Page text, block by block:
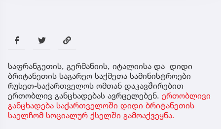
საფრანგეთის, გერმანიის, იტალიისა და დიდი
ბრიტანეთის საგარეო საქმეთა სამინისტროები
რუსეთ-საქართველოს ომთან დაკავშირებით
ერთობლივ განცხადებას ავრცელებენ. ერთობლივი
განცხადება საქართველოში დიდი ბრიტანეთის
საელჩომ სოციალურ ქსელში გამოაქვეყნა.